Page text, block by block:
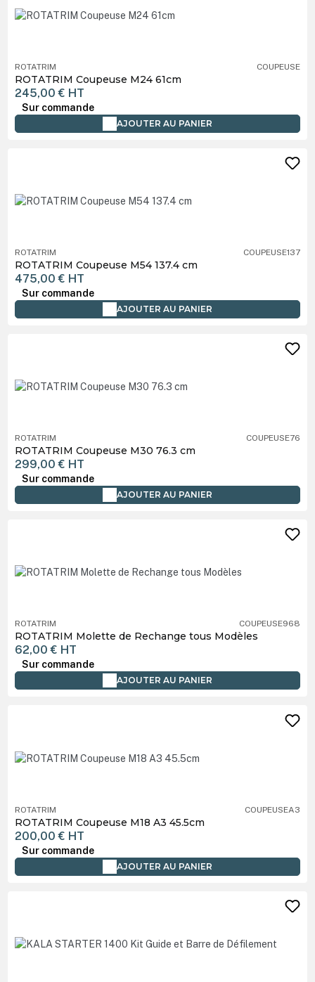
ROTATRIM COUPEUSE
ROTATRIM Coupeuse M24 61cm
245,00 € HT
Sur commande
AJOUTER AU PANIER
ROTATRIM COUPEUSE137
ROTATRIM Coupeuse M54 137.4 cm
475,00 € HT
Sur commande
AJOUTER AU PANIER
ROTATRIM COUPEUSE76
ROTATRIM Coupeuse M30 76.3 cm
299,00 € HT
Sur commande
AJOUTER AU PANIER
ROTATRIM COUPEUSE968
ROTATRIM Molette de Rechange tous Modèles
62,00 € HT
Sur commande
AJOUTER AU PANIER
ROTATRIM COUPEUSEA3
ROTATRIM Coupeuse M18 A3 45.5cm
200,00 € HT
Sur commande
AJOUTER AU PANIER